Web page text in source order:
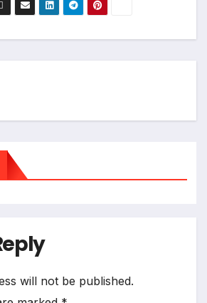
will not be published.